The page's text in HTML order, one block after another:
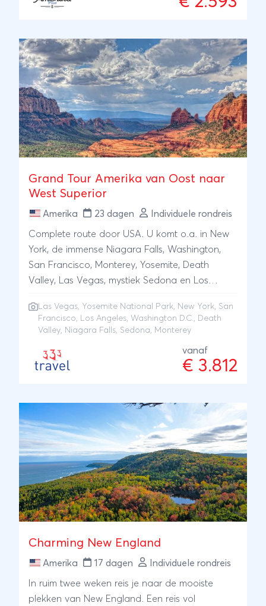
Ottawa en Washington D.C. Natuurlijk mag ook
niet ontbreken. De reis wordt afgesloten in de
wereldstad New York. Onderweg geniet u van
afwisselende landschappen, interessante
geschiedenis, rijke cultuur en enkele van de
mooiste steden van Noord-Amerika. Een
veelzijdige reis die u een uitstekend beeld geeft
van zowel Canada als de Verenigde Staten.
Grand Tour Amerika van Oost naar
West Superior
Amerika 23 dagen Individuele rondreis
Complete route door USA. U komt o.a. in New
York, de immense Niagara Falls, Washington,
San Francisco, Monterey, Yosemite, Death
Valley, Las Vegas, mystiek Sedona en Los
Las Vegas, Yosemite National Park, New York, San
Francisco, Los Angeles, Washington D.C., Death
Valley, Niagara Falls, Sedona, Monterey
vanaf
€ 3.812
Charming New England
Amerika 17 dagen Individuele rondreis
In ruim twee weken reis je naar de mooiste
plekken van New England. Een reis vol